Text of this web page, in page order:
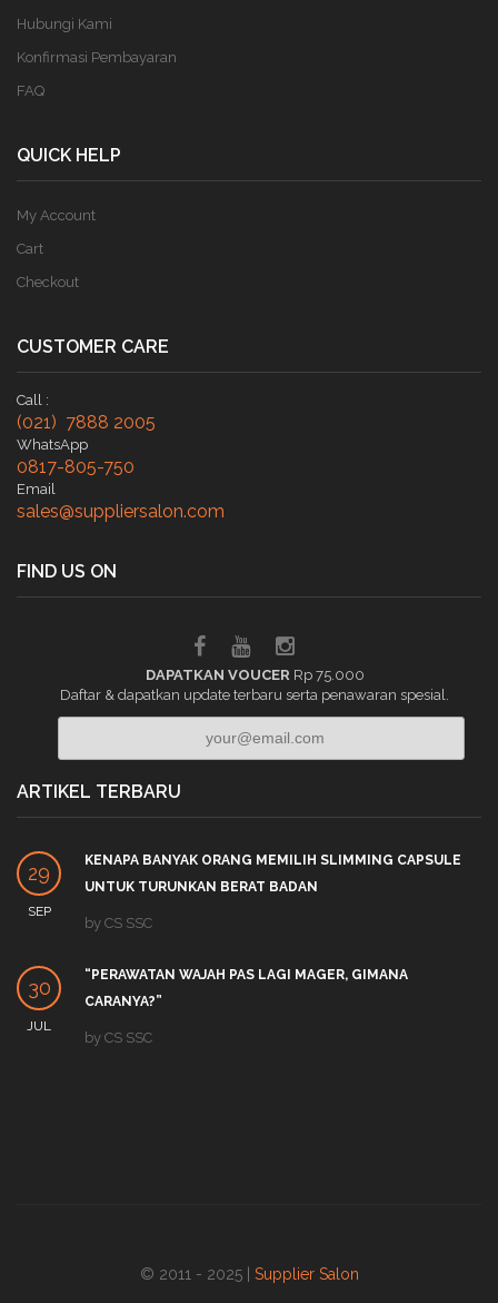
Hubungi Kami
Konfirmasi Pembayaran
FAQ
QUICK HELP
My Account
Cart
Checkout
CUSTOMER CARE
Call :
(021) 7888 2005
WhatsApp
0817-805-750
Email
sales@suppliersalon.com
FIND US ON
DAPATKAN VOUCER Rp 75.000
Daftar & dapatkan update terbaru serta penawaran spesial.
ARTIKEL TERBARU
29
SEP
KENAPA BANYAK ORANG MEMILIH SLIMMING CAPSULE
UNTUK TURUNKAN BERAT BADAN
by CS SSC
30
JUL
“PERAWATAN WAJAH PAS LAGI MAGER, GIMANA
CARANYA?”
by CS SSC
© 2011 - 2025 | Supplier Salon